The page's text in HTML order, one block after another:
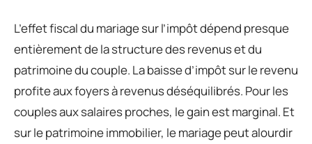
L’effet fiscal du mariage sur l’impôt dépend presque
entièrement de la structure des revenus et du
patrimoine du couple. La baisse d’impôt sur le revenu
profite aux foyers à revenus déséquilibrés. Pour les
couples aux salaires proches, le gain est marginal. Et
sur le patrimoine immobilier, le mariage peut alourdir